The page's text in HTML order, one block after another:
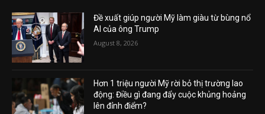
Đề xuất giúp người Mỹ làm giàu từ bùng nổ
AI của ông Trump
August 8, 2026
Hơn 1 triệu người Mỹ rời bỏ thị trường lao
động: Điều gì đang đẩy cuộc khủng hoảng
lên đỉnh điểm?